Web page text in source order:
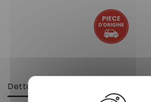
Dettagli